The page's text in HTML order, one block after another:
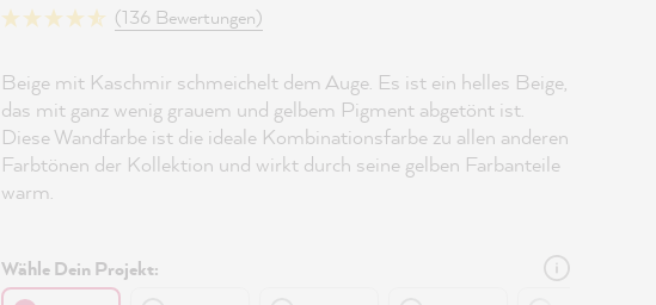
(136 Bewertungen)
Beige mit Kaschmir schmeichelt dem Auge. Es ist ein helles Beige,
das mit ganz wenig grauem und gelbem Pigment abgetönt ist.
Diese Wandfarbe ist die ideale Kombinationsfarbe zu allen anderen
Farbtönen der Kollektion und wirkt durch seine gelben Farbanteile
warm.
Wähle Dein Projekt: